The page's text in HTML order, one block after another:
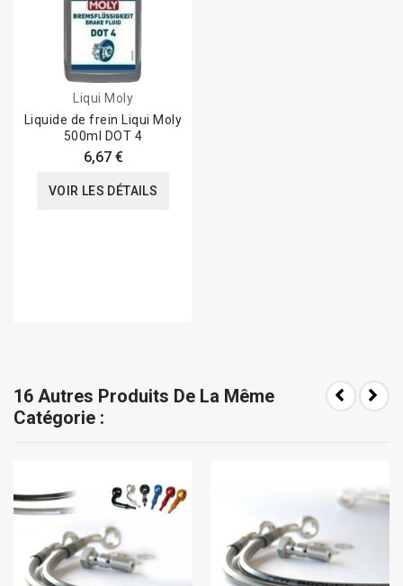
Liqui Moly
Liquide de frein Liqui Moly
500ml DOT 4
6,67 €
VOIR LES DÉTAILS
16 Autres Produits De La Même
Catégorie :